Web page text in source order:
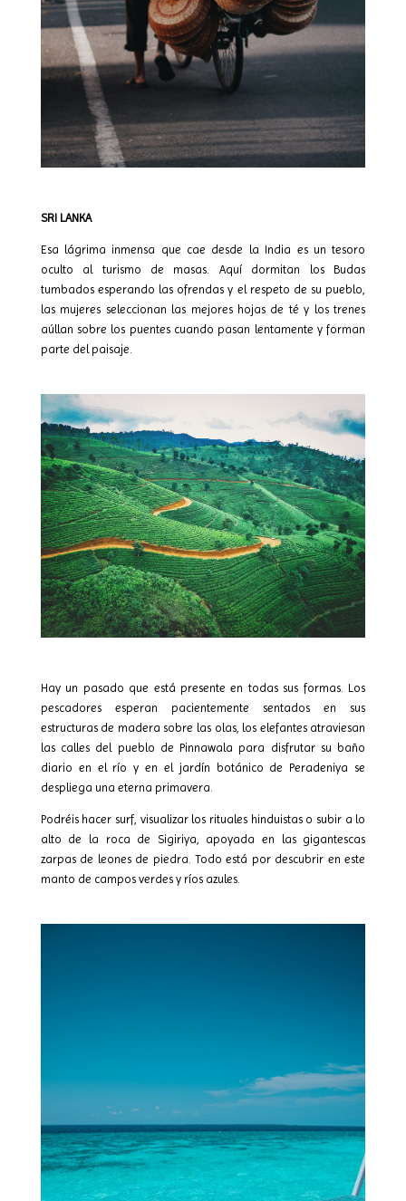
SRI LANKA
Esa lágrima inmensa que cae desde la India es un tesoro
oculto al turismo de masas. Aquí dormitan los Budas
tumbados esperando las ofrendas y el respeto de su pueblo,
las mujeres seleccionan las mejores hojas de té y los trenes
aúllan sobre los puentes cuando pasan lentamente y forman
parte del paisaje.
Hay un pasado que está presente en todas sus formas. Los
pescadores esperan pacientemente sentados en sus
estructuras de madera sobre las olas, los elefantes atraviesan
las calles del pueblo de Pinnawala para disfrutar su baño
diario en el río y en el jardín botánico de Peradeniya se
despliega una eterna primavera.
Podréis hacer surf, visualizar los rituales hinduistas o subir a lo
alto de la roca de Sigiriya, apoyada en las gigantescas
zarpas de leones de piedra. Todo está por descubrir en este
manto de campos verdes y ríos azules.